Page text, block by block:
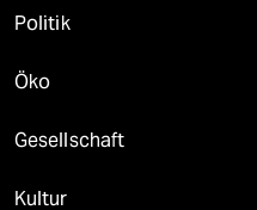
Politik
Öko
Gesellschaft
Kultur